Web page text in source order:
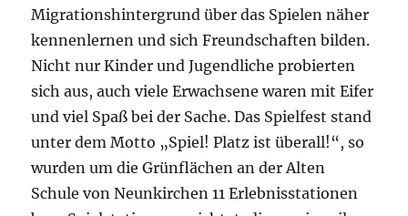
Migrationshintergrund über das Spielen näher
kennenlernen und sich Freundschaften bilden.
Nicht nur Kinder und Jugendliche probierten
sich aus, auch viele Erwachsene waren mit Eifer
und viel Spaß bei der Sache. Das Spielfest stand
unter dem Motto „Spiel! Platz ist überall!“, so
wurden um die Grünflächen an der Alten
Schule von Neunkirchen 11 Erlebnisstationen